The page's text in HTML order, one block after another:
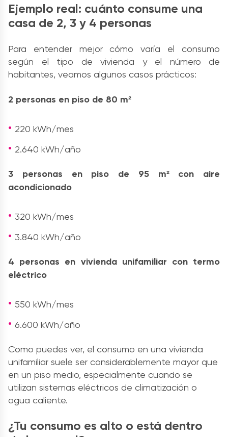
Ejemplo real: cuánto consume una
casa de 2, 3 y 4 personas
Para entender mejor cómo varía el consumo
según el tipo de vivienda y el número de
habitantes, veamos algunos casos prácticos:
2 personas en piso de 80 m²
220 kWh/mes
2.640 kWh/año
3 personas en piso de 95 m² con aire
acondicionado
320 kWh/mes
3.840 kWh/año
4 personas en vivienda unifamiliar con termo
eléctrico
550 kWh/mes
6.600 kWh/año
Como puedes ver, el consumo en una vivienda
unifamiliar suele ser considerablemente mayor que
en un piso medio, especialmente cuando se
utilizan sistemas eléctricos de climatización o
agua caliente.
¿Tu consumo es alto o está dentro